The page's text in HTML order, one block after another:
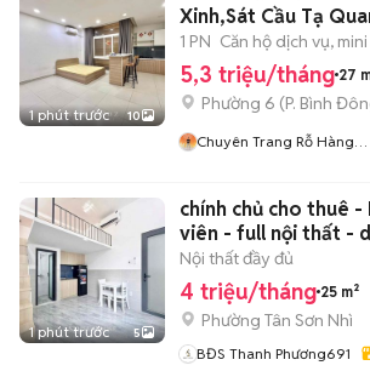
1 phút trước 10
Xinh,Sát Cầu Tạ
1 PN Căn hộ dịch vụ, mini
5,3 triệu/tháng 27
Phường 6 (P. Bình
Chuyên Trang Rỗ Hàng
1 phút trước 5
chính chủ cho thuê -
viên - full nội thất -
Nội thất đầy đủ
4 triệu/tháng 25 m²
Phường Tân Sơn Nhì
BĐS Thanh Phương691